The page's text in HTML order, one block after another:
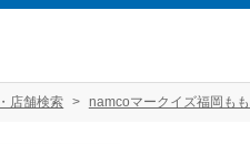
店舗検索 namcoマークイズ福岡も